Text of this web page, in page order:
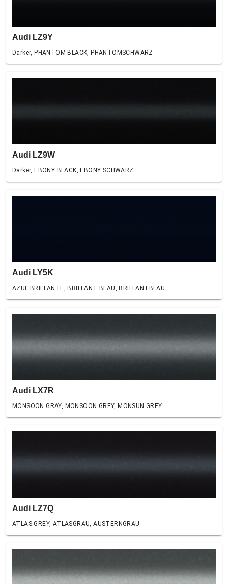
Audi LZ9Y
Darker, PHANTOM BLACK, PHANTOMSCHWARZ
Audi LZ9W
Darker, EBONY BLACK, EBONY SCHWARZ
Audi LY5K
AZUL BRILLANTE, BRILLANT BLAU, BRILLANTBLAU
Audi LX7R
MONSOON GRAY, MONSOON GREY, MONSUN GREY
Audi LZ7Q
ATLAS GREY, ATLASGRAU, AUSTERNGRAU